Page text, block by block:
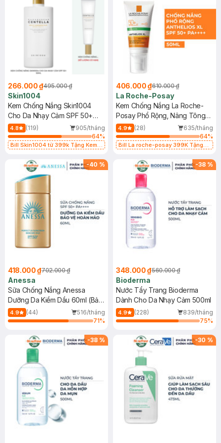
266.000 ₫495.000 ₫
Skin1004
Kem Chống Nắng Skin1004
Cho Da Nhạy Cảm SPF 50+
50ml
4.8 (119)
905/tháng
64%
Bill Skin1004 từ 399k Tặng Kem
SPF 50+ 20ml (SL Có Hạn)
406.000 ₫610.000 ₫
La Roche-Posay
Kem Chống Nắng La Roche-
Posay Phổ Rộng, Nâng Tông
Kiềm Dầu 50ml
4.9 (28)
635/tháng
64%
Bill La roche-posay 399K Tặng
(SL có hạn)
-40 %
418.000 ₫702.000 ₫
Anessa
Sữa Chống Nắng Anessa
Dưỡng Da Kiềm Dầu 60ml (Bản
Mới)
4.9 (44)
516/tháng
71%
-38 %
348.000 ₫560.000 ₫
Bioderma
Nước Tẩy Trang Bioderma
Dành Cho Da Nhạy Cảm 500ml
4.9 (228)
839/tháng
75%
-38 % -30 %